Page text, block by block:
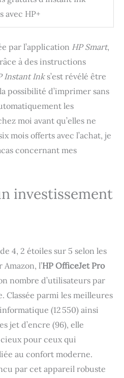
avec HP+
par l’application HP Smart,
à des instructions
Instant Inks’est révélé être
possibilité d’imprimer sans
les
moi avant qu’elles ne
mois offerts avec l’achat, je
concernant mes
investissement
4, 2 étoiles sur 5 selon les
l’HP OfficeJet Pro
nombre d’utilisateurs par
Classée parmi les meilleures
(12 550) ainsi
jet d’encre (96), elle
pour ceux qui
au confort moderne.
par cet appareil robuste